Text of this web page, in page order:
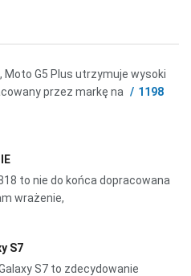
Moto G5 Plus utrzymuje wysoki
przez markę na
1198
to nie do końca dopracowana
wrażenie,
S7
S7 to zdecydowanie